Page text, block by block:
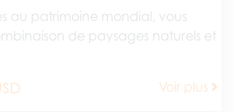
au patrimoine mondial, vous
de paysages naturels et
Voir plus